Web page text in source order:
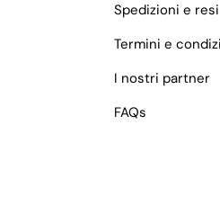
Spedizioni e resi
Termini e
I nostri partner
FAQs